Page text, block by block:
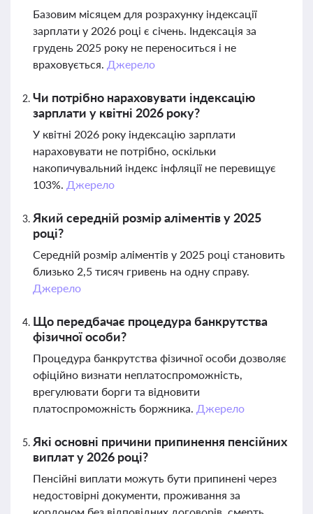
Базовим місяцем для розрахунку індексації
зарплати у 2026 році є січень. Індексація за
грудень 2025 року не переноситься і не
враховується. Джерело
Чи потрібно нараховувати індексацію
зарплати у квітні 2026 року?
У квітні 2026 року індексацію зарплати
нараховувати не потрібно, оскільки
накопичувальний індекс інфляції не перевищує
103%. Джерело
Який середній розмір аліментів у 2025
році?
Середній розмір аліментів у 2025 році становить
близько 2,5 тисяч гривень на одну справу.
Джерело
Що передбачає процедура банкрутства
фізичної особи?
Процедура банкрутства фізичної особи дозволяє
офіційно визнати неплатоспроможність,
врегулювати борги та відновити
платоспроможність боржника. Джерело
Які основні причини припинення пенсійних
виплат у 2026 році?
Пенсійні виплати можуть бути припинені через
недостовірні документи, проживання за